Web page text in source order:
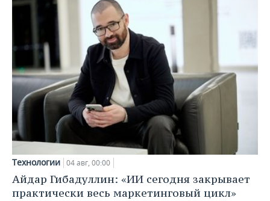
Технологии 04 авг, 00:00
Айдар Гибадуллин: «ИИ сегодня закрывает
практически весь маркетинговый цикл»